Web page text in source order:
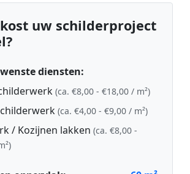
uw schilderproject
diensten:
(ca. €8,00 - €18,00 / m²)
(ca. €4,00 - €9,00 / m²)
/ Kozijnen lakken (ca. €8,00 -